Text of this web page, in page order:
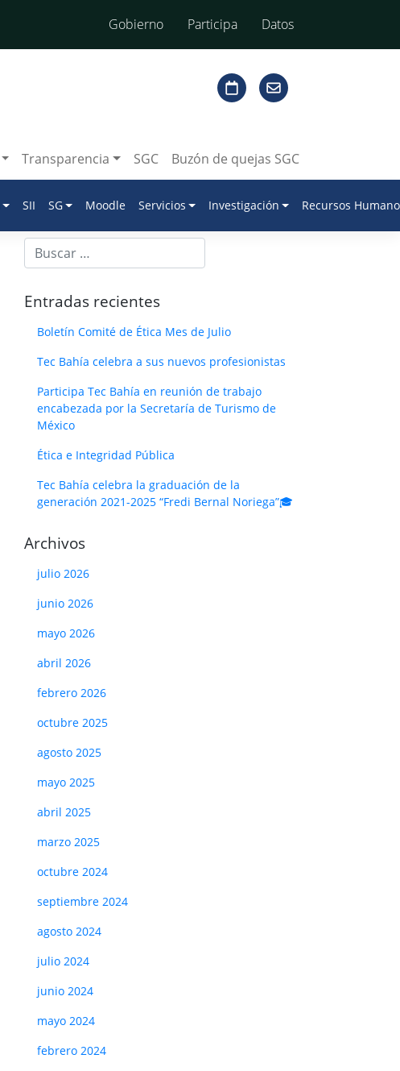
Gobierno Participa Datos
Transparencia SGC Buzón de quejas SGC
SII SG Moodle Servicios Investigación Recursos
Entradas recientes
Boletín Comité de Ética Mes de Julio
Tec Bahía celebra a sus nuevos profesionistas
Participa Tec Bahía en reunión de trabajo
encabezada por la Secretaría de Turismo de
México
Ética e Integridad Pública
Tec Bahía celebra la graduación de la
generación 2021-2025 “Fredi Bernal Noriega”🎓
Archivos
julio 2026
junio 2026
mayo 2026
abril 2026
febrero 2026
octubre 2025
agosto 2025
mayo 2025
abril 2025
marzo 2025
octubre 2024
septiembre 2024
agosto 2024
julio 2024
junio 2024
mayo 2024
febrero 2024